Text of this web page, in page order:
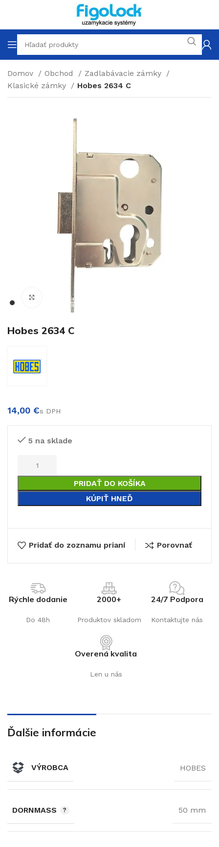
Domov Obchod
Zadlabávacie zámky
Klasické zámky
Hobes 2634 C
Klikni pre zväčšenie
Hobes 2634 C
€
5 na sklade
PRIDAŤ DO KOŠÍKA
KÚPIŤ HNEĎ
Pridať do zoznamu prianí Porovnať
Rýchle dodanie
Do 48h
2000+
Produktov skladom
24/7 Podpora
Kontaktujte nás
Overená kvalita
Len u nás
Ďalšie informácie
VÝROBCA HOBES
DORNMASS 50 mm
€